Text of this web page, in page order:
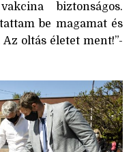
biztonságos.
be magamat és
oltás életet ment!”-